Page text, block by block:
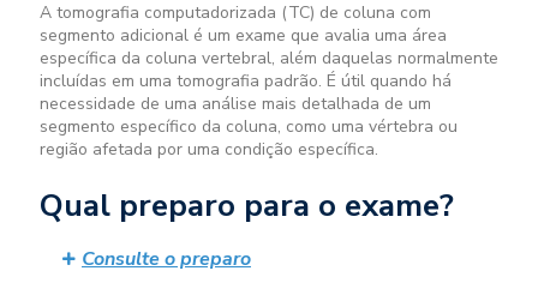
A tomografia computadorizada (TC) de coluna com
segmento adicional é um exame que avalia uma área
específica da coluna vertebral, além daquelas normalmente
incluídas em uma tomografia padrão. É útil quando há
necessidade de uma análise mais detalhada de um
segmento específico da coluna, como uma vértebra ou
região afetada por uma condição específica.
Qual preparo para o exame?
Consulte o preparo